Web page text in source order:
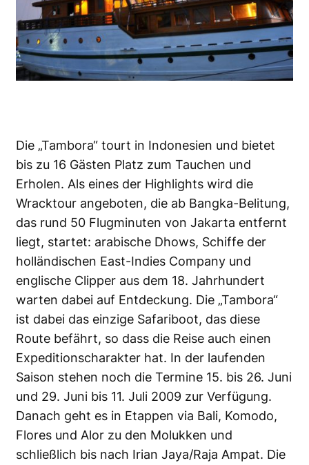
Die „Tambora“ tourt in Indonesien und bietet
bis zu 16 Gästen Platz zum Tauchen und
Erholen. Als eines der Highlights wird die
Wracktour angeboten, die ab Bangka-Belitung,
das rund 50 Flugminuten von Jakarta entfernt
liegt, startet: arabische Dhows, Schiffe der
holländischen East-Indies Company und
englische Clipper aus dem 18. Jahrhundert
warten dabei auf Entdeckung. Die „Tambora“
ist dabei das einzige Safariboot, das diese
Route befährt, so dass die Reise auch einen
Expeditionscharakter hat. In der laufenden
Saison stehen noch die Termine 15. bis 26. Juni
und 29. Juni bis 11. Juli 2009 zur Verfügung.
Danach geht es in Etappen via Bali, Komodo,
Flores und Alor zu den Molukken und
schließlich bis nach Irian Jaya/Raja Ampat. Die